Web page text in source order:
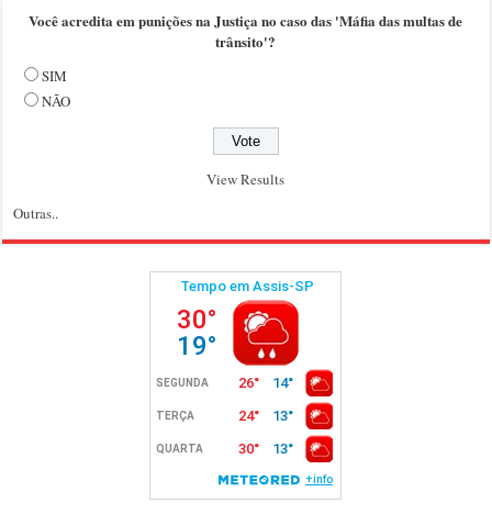
Você acredita em punições na Justiça no caso das 'Máfia das multas de
trânsito'?
SIM
NÃO
View Results
Outras..